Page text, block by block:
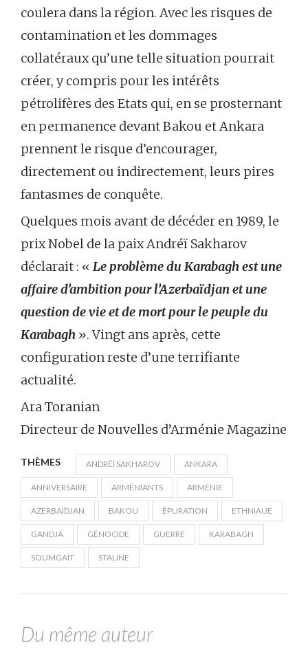
coulera dans la région. Avec les risques de
contamination et les dommages
collatéraux qu’une telle situation pourrait
créer, y compris pour les intérêts
pétrolifères des Etats qui, en se prosternant
en permanence devant Bakou et Ankara
prennent le risque d’encourager,
directement ou indirectement, leurs pires
fantasmes de conquête.
Quelques mois avant de décéder en 1989, le
prix Nobel de la paix Andréï Sakharov
déclarait : « Le problème du Karabagh est une
affaire d’ambition pour l’Azerbaïdjan et une
question de vie et de mort pour le peuple du
Karabagh ». Vingt ans après, cette
configuration reste d’une terrifiante
actualité.
Ara Toranian
Directeur de Nouvelles d’Arménie Magazine
THÈMES ANDRÉÏ SAKHAROV ANKARA
ANNIVERSAIRE ARMÉNIANTS ARMÉNIE
AZERBAÏDJAN BAKOU ÉPURATION ETHNIAUE
GANDJA GÉNOCIDE GUERRE KARABAGH
SOUMGAÏT STALINE
Du même auteur